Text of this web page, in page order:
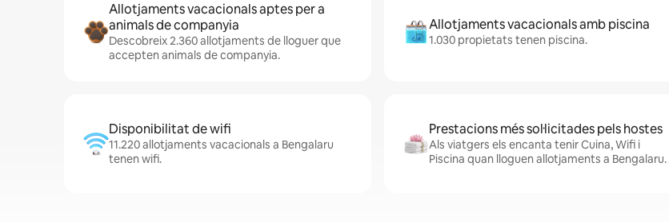
Allotjaments vacacionals aptes per a
animals de companyia
Descobreix 2.360 allotjaments de lloguer que
accepten animals de companyia.
Allotjaments vacacionals amb piscina
1.030 propietats tenen piscina.
Disponibilitat de wifi
11.220 allotjaments vacacionals a Bengalaru
tenen wifi.
Prestacions més sol·licitades pels hostes
Als viatgers els encanta tenir Cuina, Wifi i
Piscina quan lloguen allotjaments a Bengalaru.